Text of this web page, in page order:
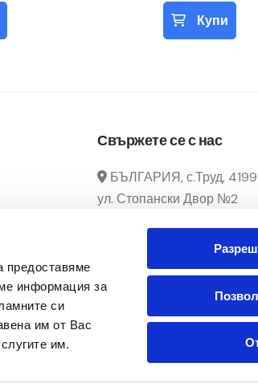
предоставяме
информация за
си
им от Вас
им.
Купи
Свържете се с нас
БЪЛГАРИЯ, с.Труд, 4199
ул. Стопански Двор №2
0882 166 292 / 032 39
Понеделник - Петък
Последвайте ни в